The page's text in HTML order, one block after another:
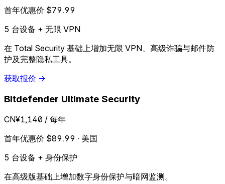
首年优惠价 $79.99
5 台设备 + 无限 VPN
在 Total Security 基础上增加无限 VPN、高级诈骗与邮件防
护及完整隐私工具。
获取报价 →
Bitdefender Ultimate Security
CN¥1,140 / 每年
首年优惠价 $89.99 · 美国
5 台设备 + 身份保护
在高级版基础上增加数字身份保护与暗网监测。